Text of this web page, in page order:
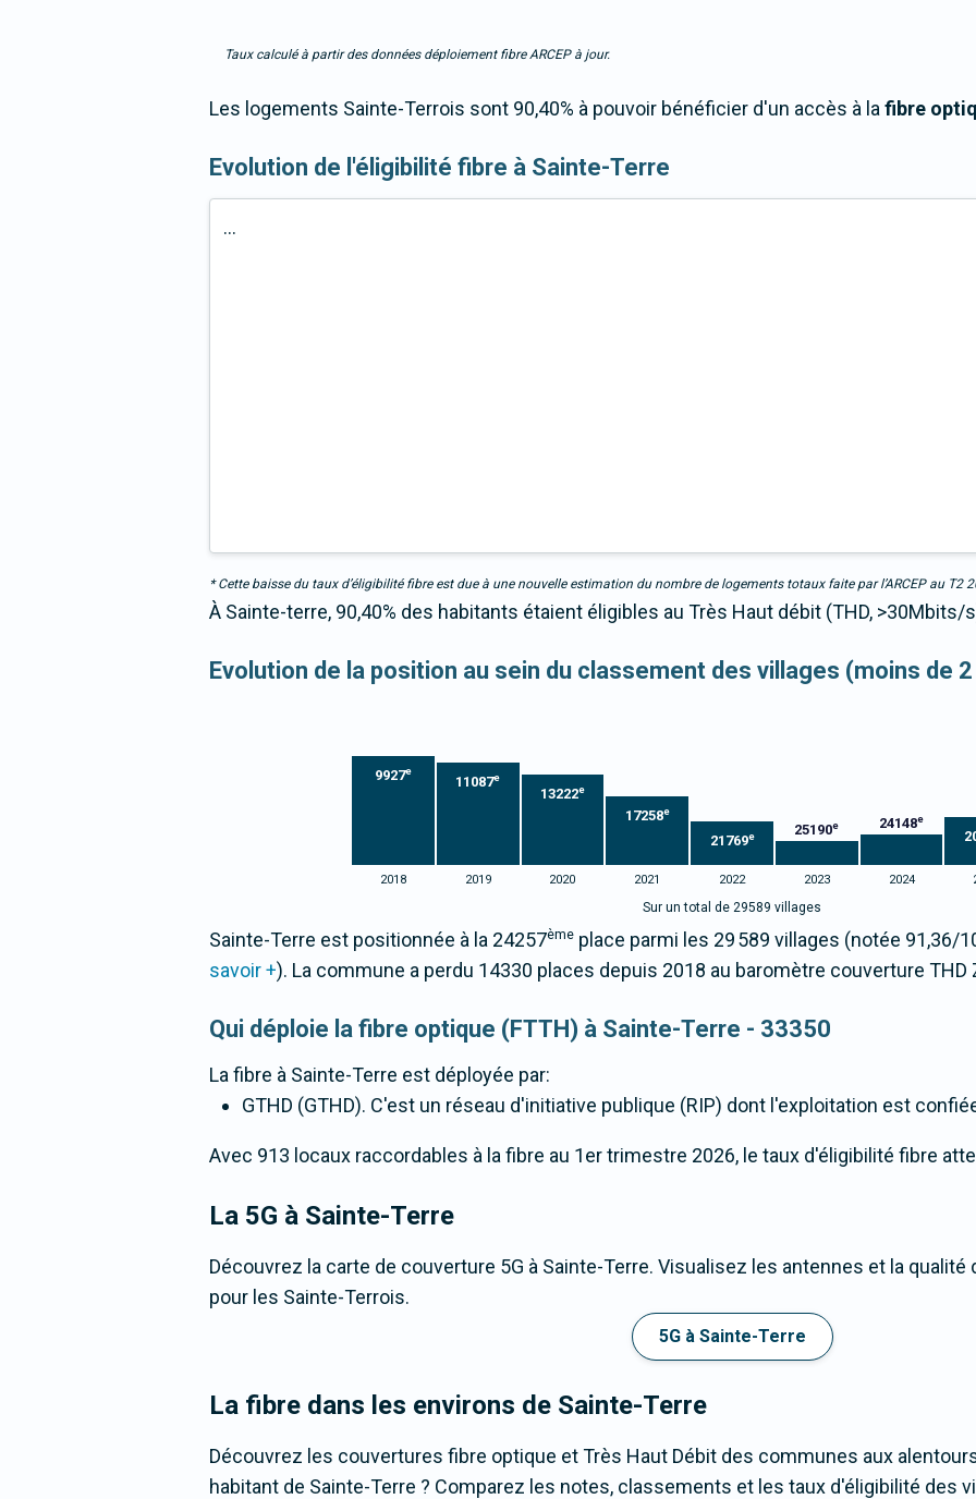
Taux calculé à partir des données déploiement fibre ARCEP à jour.
Les logements Sainte-Terrois sont 90,40% à pouvoir bénéficier d'un accès à lafibre
Evolution de l'éligibilité fibre à Sainte-Terre
...
* Cette baisse du taux d’éligibilité fibre est due à une nouvelle estimation du nombre de logements totaux faite par l’ARCEP au T2
À Sainte-terre, 90,40% des habitants étaient éligibles au Très Haut débit (THD,
Evolution de la position au sein du classement des villages (moins de
9927e
11087e
13222e
17258e
21769e 25190e 24148e
2018 2019 2020 2021 2022 2023 2024
Sur un total de 29589 villages
Sainte-Terre est positionnée à la 24257ème place parmi les 29 589 villages (notée 91,36/
savoir +). La commune a perdu 14330 places depuis 2018 au baromètre couverture THD
Qui déploie la fibre optique (FTTH) à Sainte-Terre - 33350
La fibre à Sainte-Terre est déployée par:
GTHD (GTHD). C'est un réseau d'initiative publique (RIP) dont l'exploitation est
Avec 913 locaux raccordables à la fibre au 1er trimestre 2026, le taux d'éligibilité fibre
La 5G à Sainte-Terre
Découvrez la carte de couverture 5G à Sainte-Terre. Visualisez les antennes et la
pour les Sainte-Terrois.
5G à Sainte-Terre
La fibre dans les environs de Sainte-Terre
Découvrez les couvertures fibre optique et Très Haut Débit des communes aux
habitant de Sainte-Terre ? Comparez les notes, classements et les taux d'éligibilité des